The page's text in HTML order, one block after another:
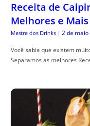
Receita de
Melhores e
Mestre dos Drinks | 2 de
Você sabia que existem
Separamos as melhores